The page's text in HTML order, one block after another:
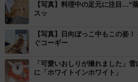
【写真】料理中の足元に注目…“
スッ
【写真】日向ぼっこ中もこの姿
ぐコーギー
「可愛いおしりが撮れました」
に「ホワイトインホワイト」